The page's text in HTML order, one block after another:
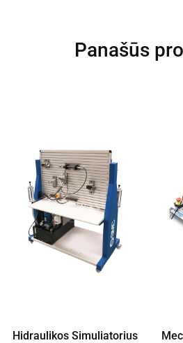
Panašūs
Hidraulikos Simuliatorius